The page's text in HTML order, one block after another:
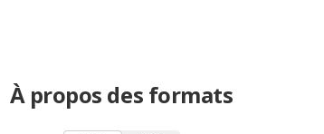
À propos des formats